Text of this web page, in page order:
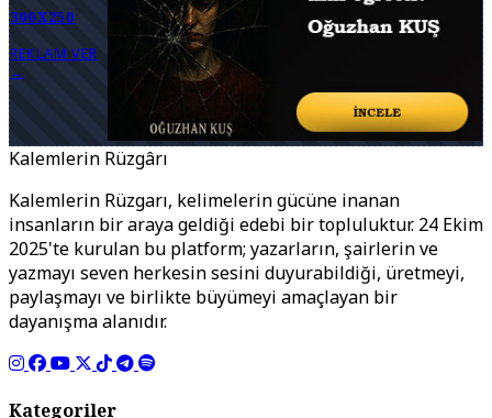
300X250
REKLAM VER
→
Kalemlerin Rüzgârı
Kalemlerin Rüzgarı, kelimelerin gücüne inanan
insanların bir araya geldiği edebi bir topluluktur. 24 Ekim
2025'te kurulan bu platform; yazarların, şairlerin ve
yazmayı seven herkesin sesini duyurabildiği, üretmeyi,
paylaşmayı ve birlikte büyümeyi amaçlayan bir
dayanışma alanıdır.
Kategoriler